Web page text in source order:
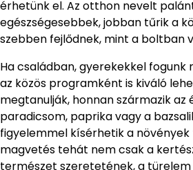
érhetünk el. Az otthon nevelt
egészségesebbek, jobban tűrik a
szebben fejlődnek, mint a boltban
Ha családban, gyerekekkel fogunk
az közös programként is kiváló
megtanulják, honnan származik az
paradicsom, paprika vagy a
figyelemmel kísérhetik a
magvetés tehát nem csak a
természet szeretetének, a türelem